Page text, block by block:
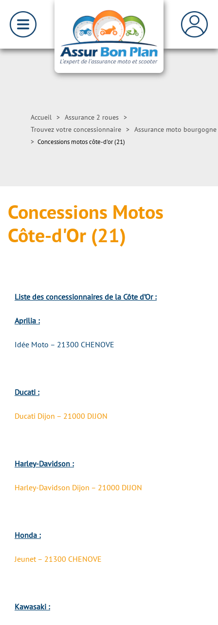
Accueil > Assurance 2 roues >
Trouvez votre concessionnaire > Assurance moto bourgogne
> Concessions motos côte-d'or (21)
Concessions Motos
Côte-d'Or (21)
Liste des concessionnaires de la Côte d’Or :
Aprilia :
Idée Moto – 21300 CHENOVE
Ducati :
Ducati Dijon – 21000 DIJON
Harley-Davidson :
Harley-Davidson Dijon – 21000 DIJON
Honda :
Jeunet – 21300 CHENOVE
Kawasaki :